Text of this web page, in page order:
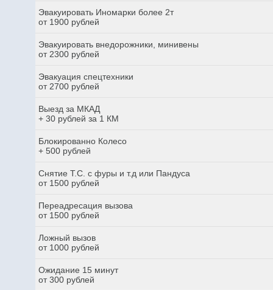
Эвакуировать Иномарки более 2т
от 1900 рублей
Эвакуировать внедорожники, минивены
от 2300 рублей
Эвакуация спецтехники
от 2700 рублей
Выезд за МКАД
+ 30 рублей за 1 КМ
Блокированно Колесо
+ 500 рублей
Снятие Т.С. с фуры и т.д или Пандуса
от 1500 рублей
Переадресация вызова
от 1500 рублей
Ложный вызов
от 1000 рублей
Ожидание 15 минут
от 300 рублей